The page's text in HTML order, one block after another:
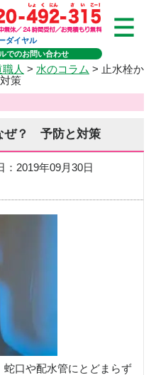
ダイヤル
でのお問い合わせ
人 > 水のコラム > 止水栓か
策
ぜ？ 予防と対策
2019年09月30日
口や配水管にとどまらず